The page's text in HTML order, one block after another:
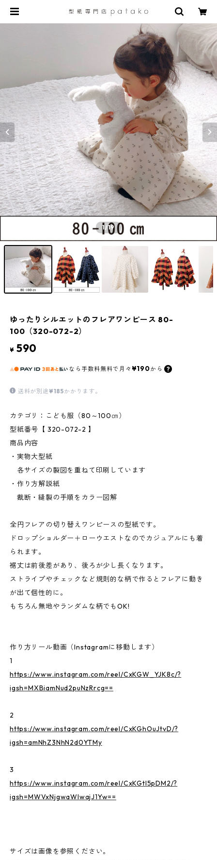
1/19
ゆったりシルエットのフレアワンピース 80-
100（320-072-2）
¥ 590
なら 手数料無料で 月々 ¥190から
送料が別途 ¥185かかります。
カテゴリ：こども服（80～100㎝）
型紙番号【 320-072-2 】
商品内容
・実物大型紙
各サイズの製図を重ねて印刷しています
・作り方解説紙
裁断・縫製の手順をカラー図解
全円フレアの切り替えワンピースの型紙です。
ドロップショルダー＋ローウエストなのでカジュアルにも着
られます。
裾丈は前後差があり、後ろが少し長くなります。
ストライプやチェックなど規則的な柄で作るとフレアに動き
が出て個性的に。
もちろん無地やランダムな柄でもOK!
作り方リール動画（Instagramに移動します）
1
https://www.instagram.com/reel/CxKGW_YJK8c/?
igsh=MXBiamNud2puNzRrcg==
2
https://www.instagram.com/reel/CxKGhOuJtvD/?
igsh=amNhZ3NhN2d0YTMy
3
https://www.instagram.com/reel/CxKGtI5pDM2/?
igsh=MWVxNjgwaWIwajJ1Yw==
サイズは画像を参照ください。